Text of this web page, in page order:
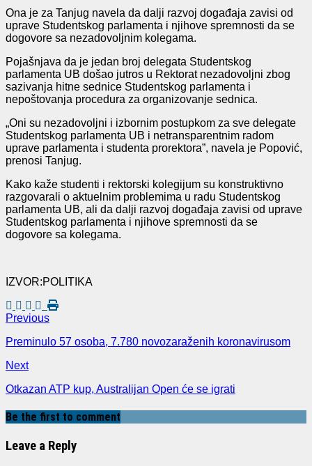
Ona je za Tanjug navela da dalji razvoj događaja zavisi od
uprave Studentskog parlamenta i njihove spremnosti da se
dogovore sa nezadovoljnim kolegama.
Pojašnjava da je jedan broj delegata Studentskog
parlamenta UB došao jutros u Rektorat nezadovoljni zbog
sazivanja hitne sednice Studentskog parlamenta i
nepoštovanja procedura za organizovanje sednica.
„Oni su nezadovoljni i izbornim postupkom za sve delegate
Studentskog parlamenta UB i netransparentnim radom
uprave parlamenta i studenta prorektora”, navela je Popović,
prenosi Tanjug.
Kako kaže studenti i rektorski kolegijum su konstruktivno
razgovarali o aktuelnim problemima u radu Studentskog
parlamenta UB, ali da dalji razvoj događaja zavisi od uprave
Studentskog parlamenta i njihove spremnosti da se
dogovore sa kolegama.
IZVOR:POLITIKA
Previous
Preminulo 57 osoba, 7.780 novozaraženih koronavirusom
Next
Otkazan ATP kup, Australijan Open će se igrati
Be the first to comment
Leave a Reply